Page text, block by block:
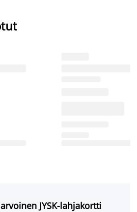
JYSK-lahjakortti